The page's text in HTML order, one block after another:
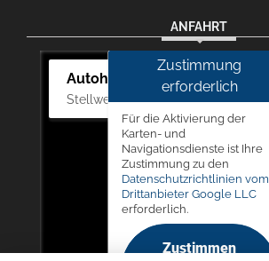
ANFAHRT
Autohaus Picker
Stellwerk 5, 57368 Lennestadt
Zustimmung
erforderlich
Für die Aktivierung der
Karten- und
Navigationsdienste ist Ihre
Zustimmung zu den
Datenschutzrichtlinien vom
Drittanbieter Google LLC
erforderlich.
Zustimmen